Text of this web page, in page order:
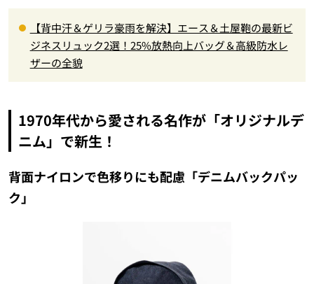
【背中汗＆ゲリラ豪雨を解決】エース＆土屋鞄の最新ビ
ジネスリュック2選！25%放熱向上バッグ＆高級防水レ
ザーの全貌
1970年代から愛される名作が「オリジナルデ
ニム」で新生！
背面ナイロンで色移りにも配慮「デニムバックパッ
ク」